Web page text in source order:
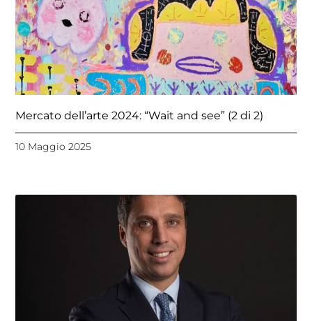
Mercato dell’arte 2024: “Wait and see” (2 di 2)
10 Maggio 2025